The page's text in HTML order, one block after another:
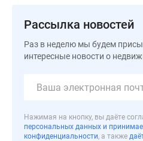
Rutube
Поиск
Программа
Москве
Рассылка новостей
Раз в неделю мы будем
интересные новости о
Нажимая на кнопку, вы даёте
персональных данных и
конфиденциальности, а также